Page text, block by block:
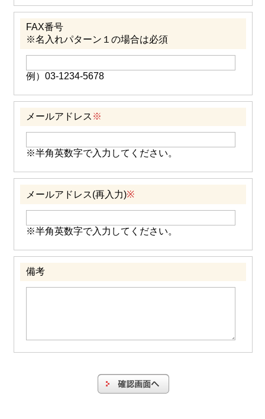
FAX番号
※名入れパターン１の場合は必須
例）03-1234-5678
メールアドレス ※
※半角英数字で入力してください。
メールアドレス(再入力)※
※半角英数字で入力してください。
備考